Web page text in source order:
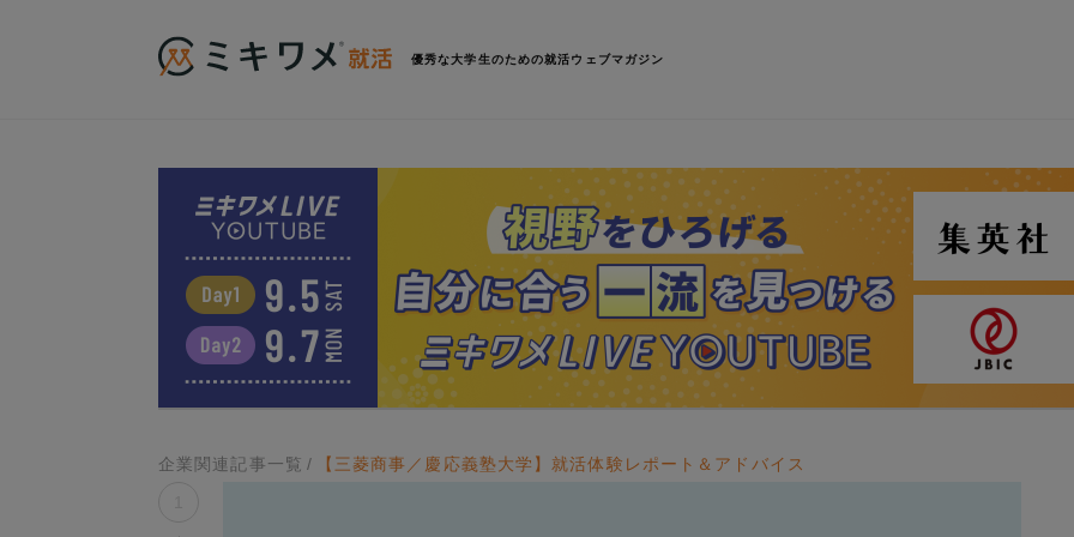
優秀な大学生のための就活ウェブマガジン
企業関連記事一覧 【三菱商事／慶応義塾大学】就活体験レポート＆アドバイス